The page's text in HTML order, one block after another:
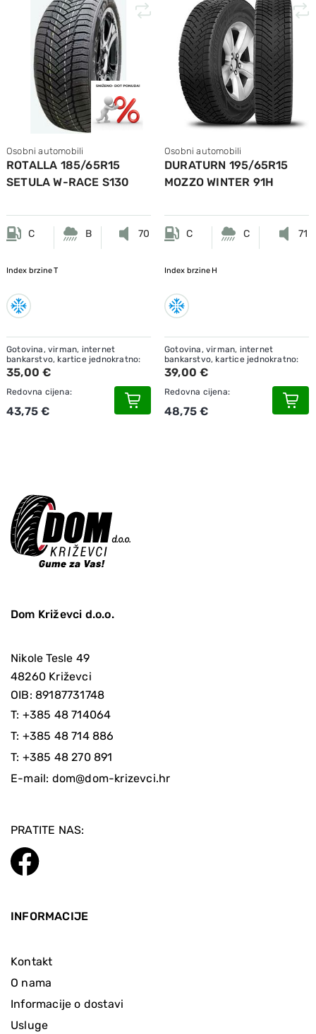
Osobni automobili
ROTALLA 185/65R15
SETULA W-RACE S130
C B 70
Index brzineT
Gotovina, virman, internet
bankarstvo, kartice jednokratno:
35,00 €
Redovna cijena:
43,75 €
Osobni automobili
DURATURN 195/65R15
MOZZO WINTER 91H
C C 71
Index brzine H
Gotovina, virman, internet
bankarstvo, kartice jednokratno:
39,00 €
Redovna cijena:
48,75 €
Dom Križevci d.o.o.
Nikole Tesle 49
48260 Križevci
OIB: 89187731748
T: +385 48 714064
T: +385 48 714 886
T: +385 48 270 891
E-mail: dom@dom-krizevci.hr
PRATITE NAS:
INFORMACIJE
Kontakt
O nama
Informacije o dostavi
Usluge